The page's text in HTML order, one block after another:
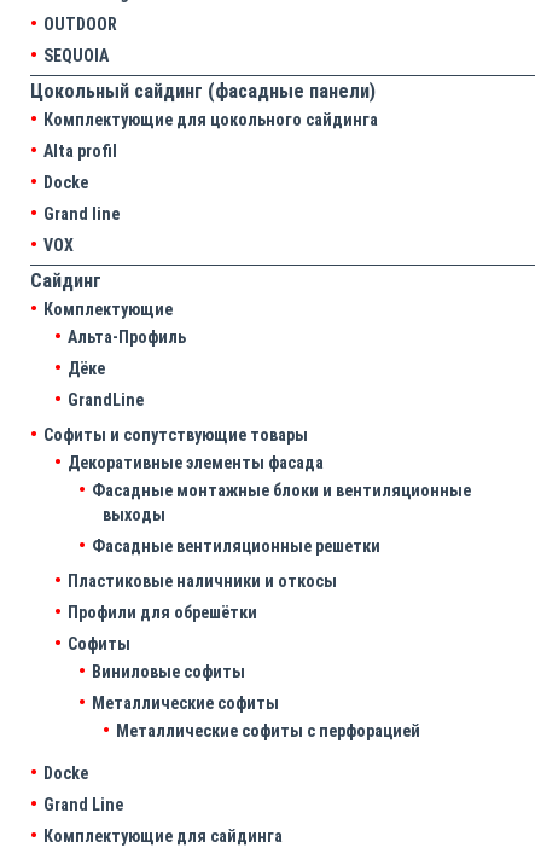
OUTDOOR
SEQUOIA
Цокольный сайдинг (фасадные панели)
Комплектующие для цокольного сайдинга
Alta profil
Docke
Grand line
VOX
Сайдинг
Комплектующие
Альта-Профиль
Дёке
GrandLine
Софиты и сопутствующие товары
Декоративные элементы фасада
Фасадные монтажные блоки и вентиляционные
выходы
Фасадные вентиляционные решетки
Пластиковые наличники и откосы
Профили для обрешётки
Софиты
Виниловые софиты
Металлические софиты
Металлические софиты с перфорацией
Docke
Grand Line
Комплектующие для сайдинга